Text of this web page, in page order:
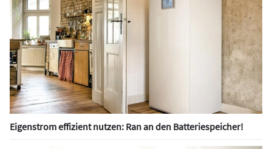
Eigenstrom effizient nutzen: Ran an den Batteriespeicher!